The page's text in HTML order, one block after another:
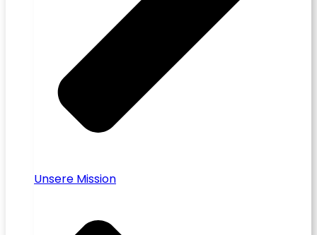
Unsere Mission